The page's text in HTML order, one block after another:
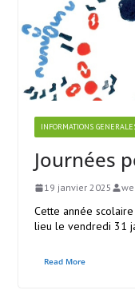
INFORMATIONS
Journées
19 janvier 2025
Cette année
lieu le vendredi 31
Read More